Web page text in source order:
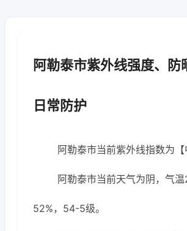
阿勒泰市紫外线强度、防
日常防护
阿勒泰市当前紫外线指数为【
阿勒泰市当前天气为阴，气
52%，54-5级。